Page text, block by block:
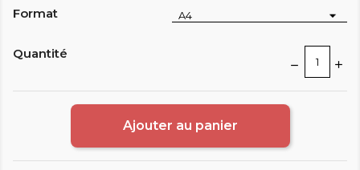
Format
Quantité
Ajouter au panier